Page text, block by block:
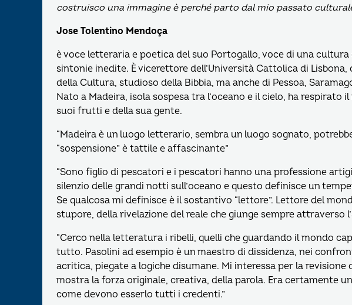
costruisco una immagine è perché parto dal mio passato
Jose Tolentino Mendoça
è voce letteraria e poetica del suo Portogallo, voce di una
sintonie inedite. È vicerettore dell’Università Cattolica di
della Cultura, studioso della Bibbia, ma anche di Pessoa,
Nato a Madeira, isola sospesa tra l’oceano e il cielo, ha respirato
suoi frutti e della sua gente.
“Madeira è un luogo letterario, sembra un luogo sognato,
“sospensione” è tattile e affascinante”
“Sono figlio di pescatori e i pescatori hanno una professione
silenzio delle grandi notti sull’oceano e questo definisce un
Se qualcosa mi definisce è il sostantivo “lettore”. Lettore del
stupore, della rivelazione del reale che giunge sempre attraverso
“Cerco nella letteratura i ribelli, quelli che guardando il mondo
tutto. Pasolini ad esempio è un maestro di dissidenza, nei
acritica, piegate a logiche disumane. Mi interessa per la
mostra la forza originale, creativa, della parola. Era certamente
come devono esserlo tutti i credenti.”